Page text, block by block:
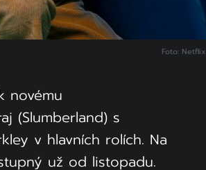
Foto: Netflix
novému
(Slumberland) s
v hlavních rolích. Na
už od listopadu.